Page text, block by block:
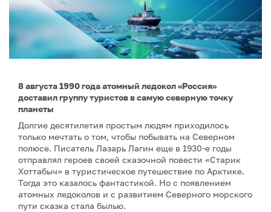
8 августа 1990 года атомный ледокол «Россия»
доставил группу туристов в самую северную точку
планеты
Долгие десятилетия простым людям приходилось
только мечтать о том, чтобы побывать на Северном
полюсе. Писатель Лазарь Лагин еще в 1930-е годы
отправлял героев своей сказочной повести «Старик
Хоттабыч» в туристическое путешествие по Арктике.
Тогда это казалось фантастикой. Но с появлением
атомных ледоколов и с развитием Северного морского
пути сказка стала былью.